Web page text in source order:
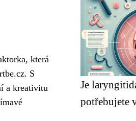
která
S
a kreativitu
Je
potřebujete